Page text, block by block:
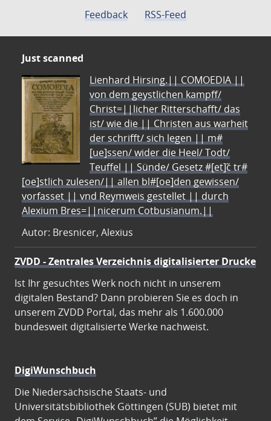
Feedback
RSS-Feed
Just scanned
Lienhard Hirsing.|| COMOEDIA ||
von dem geystlichen kampff/
Christ=||licher Ritterschafft/ das
ist/ wie die || Christen aus warheit
der schrifft/ sich legen || m#
[ue]ssen/ wider die Heel/ Todt/
Teuffel || Sünde/ Gesetz #[et]c̃ tr#
[oe]stlich zulesen/|| allen bl#[oe]den gewissen/
vorfasset || vnd Reymweis gestellet || durch
Alexium Bres=||nicerum Cotbusianum.||
Autor: Bresnicer, Alexius
ZVDD - Zentrales Verzeichnis digitalisierter Drucke
Ist Ihr gesuchtes Werk noch nicht in unserem
digitalen Bestand? Dann probieren Sie es doch in
unserem ZVDD Portal, das mehr als 1.600.000
bundesweit digitalisierte Werke nachweist.
DigiWunschbuch
Die Niedersächsische Staats- und
Universitätsbibliothek Göttingen (SUB) bietet mit